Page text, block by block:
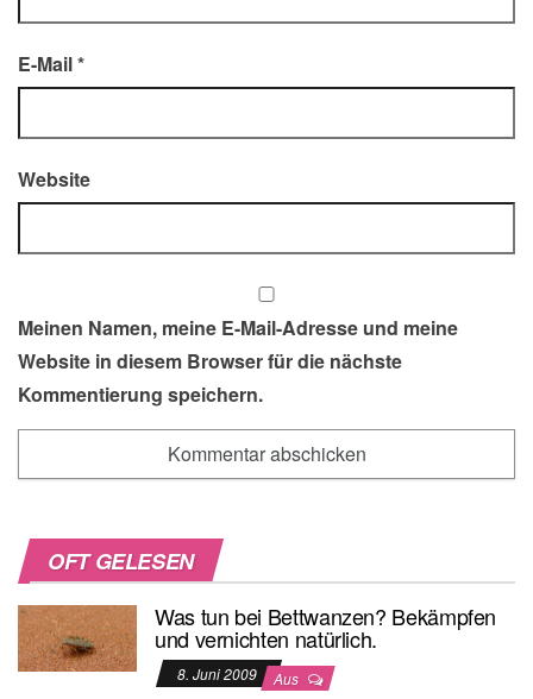
E-Mail*
Website
Meinen Namen, meine E-Mail-Adresse und meine
Website in diesem Browser für die nächste
Kommentierung speichern.
OFT GELESEN
Was tun bei Bettwanzen? Bekämpfen
und vernichten natürlich.
8. Juni 2009 Aus